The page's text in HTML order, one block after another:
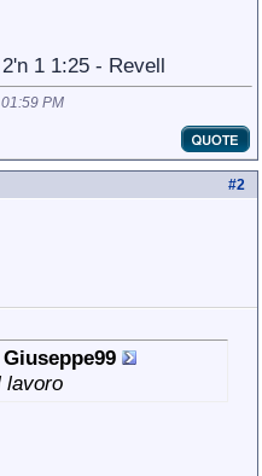
1 1:25 - Revell
01:59 PM
#2
Giuseppe99
lavoro